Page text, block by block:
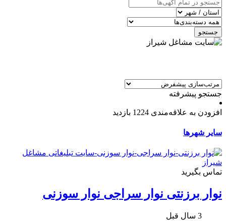
جستجو
جستجو پیشرفته
افزودن به علاقه‌مندی 1224 بازدید
سایر شهرها
تماس بگیرید
نوار برزنتی نوار سراجی نوار سوزنی
3 سال قبل